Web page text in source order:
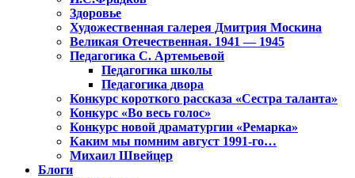
Здоровье
Художественная галерея Дмитрия Москина
Великая Отечественная. 1941 — 1945
Педагогика С. Артемьевой
Педагогика школы
Педагогика двора
Конкурс короткого рассказа «Сестра таланта»
Конкурс «Во весь голос»
Конкурс новой драматургии «Ремарка»
Каким мы помним август 1991-го…
Михаил Швейцер
Блоги